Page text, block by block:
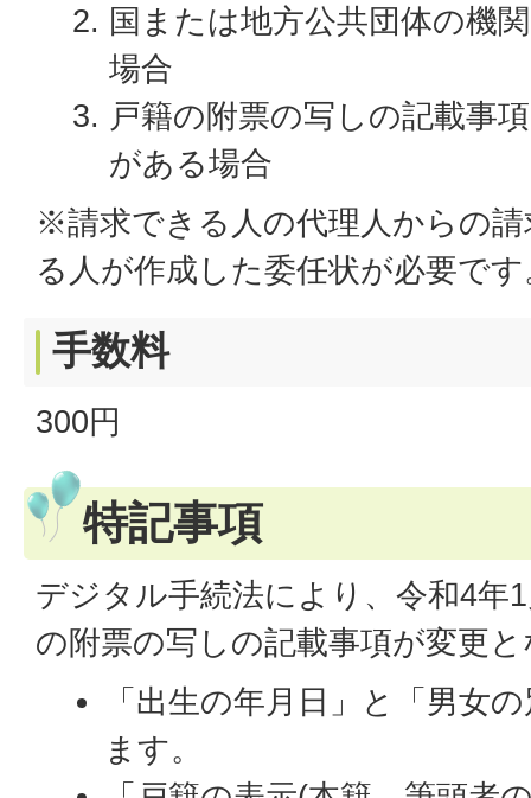
国または地方公共団体の機
場合
戸籍の附票の写しの記載事
がある場合
※請求できる人の代理人からの
る人が作成した委任状が必要です
手数料
300円
特記事項
デジタル手続法により、令和4年
の附票の写しの記載事項が変更
「出生の年月日」と「男女
ます。